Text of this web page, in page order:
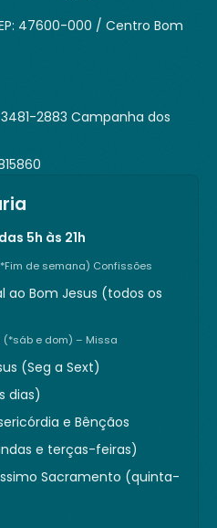
47600-000 / Centro Bom
2883 Campanha dos
5h às 21h
de semana) Confissões
ao Bom Jesus (todos os
(*sáb e dom) – Missa
(Seg a Sext)
dias)
e Bênçãos
e terças-feiras)
Sacramento (quinta-